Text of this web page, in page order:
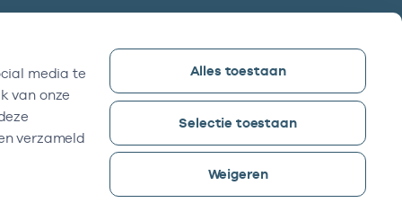
media te
van onze
verzameld
Alles toestaan
Selectie toestaan
Weigeren
Vektis bezoekadres
Sparrenheuvel 18, Gebouw B,
3708 JE Zeist